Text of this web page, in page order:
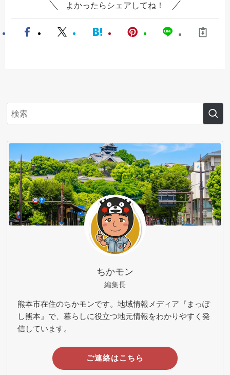
よかったらシェアしてね！
ちかモン
編集長
熊本市在住のちかモンです。地域情報メディア『まっぽ
し熊本』で、暮らしに役立つ地元情報をわかりやすく発
信しています。
ご連絡はこちら